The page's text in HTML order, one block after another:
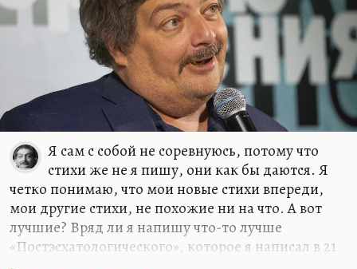
Иной раз Катька что-нибудь такое скажет, и
жить хочется. Что-нибудь…
Я сам с собой не соревнуюсь, потому что
стихи же не я пишу, они как бы даются. Я
четко понимаю, что мои новые стихи впереди,
мои другие стихи, не похожие ни на что. А вот
лучшие? Вряд ли я напишу что-то лучше
«Постэсхатологического», которое я написал в 21